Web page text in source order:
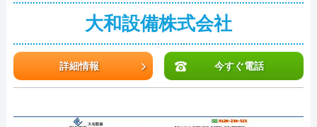
大和設備株式会社
詳細情報 今すぐ電話